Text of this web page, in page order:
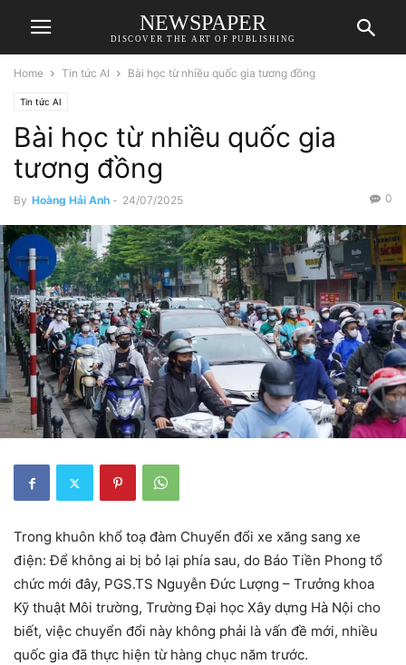
NEWSPAPER
DISCOVER THE ART OF PUBLISHING
Home Tin tức AI Bài học từ nhiều quốc gia tương đồng
Tin tức AI
Bài học từ nhiều quốc gia
tương đồng
By Hoàng Hải Anh - 24/07/2025 0
Trong khuôn khổ toạ đàm Chuyển đổi xe xăng sang xe
điện: Để không ai bị bỏ lại phía sau, do Báo Tiền Phong tổ
chức mới đây, PGS.TS Nguyễn Đức Lượng – Trưởng khoa
Kỹ thuật Môi trường, Trường Đại học Xây dựng Hà Nội cho
biết, việc chuyển đổi này không phải là vấn đề mới, nhiều
quốc gia đã thực hiện từ hàng chục năm trước.